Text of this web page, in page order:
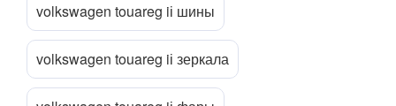
Passat Alltrack Mk II (B8)
Phaeton (3D1)
Phaeton (3D2)
volkswagen touareg iі шины
volkswagen touareg iі зеркала